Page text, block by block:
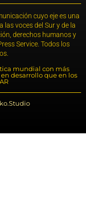
cuyo eje es una
voces del Sur y de la
derechos humanos y
Service. Todos los
mundial con más
desarrollo que en los